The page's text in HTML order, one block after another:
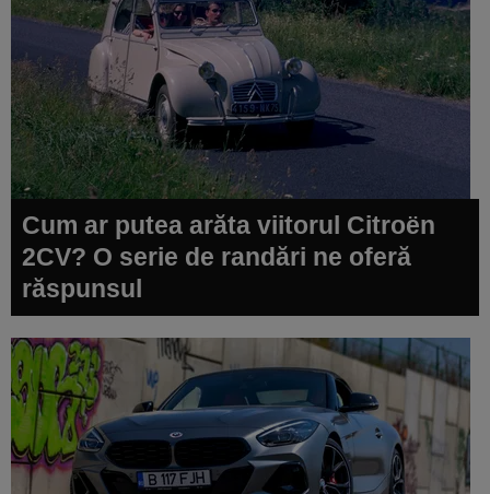
Cum ar putea arăta viitorul Citroën
2CV? O serie de randări ne oferă
răspunsul